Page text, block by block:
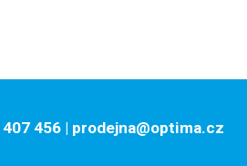
407 456 | prodejna@optima.cz